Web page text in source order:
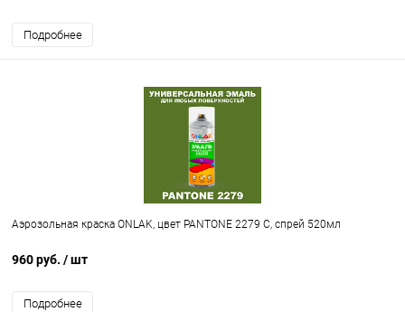
Подробнее
Аэрозольная краска ONLAK, цвет PANTONE 2279 C, спрей 520мл
960 руб. / шт
Подробнее